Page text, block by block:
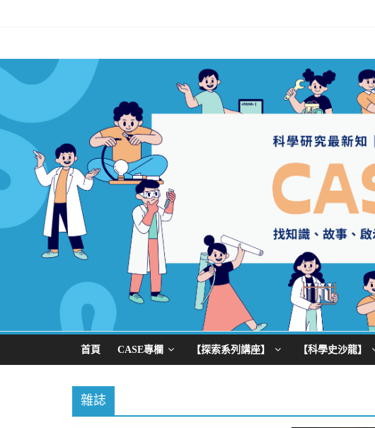
首頁 CASE專欄 【探索系列講座】 【科學史沙龍】
雜誌